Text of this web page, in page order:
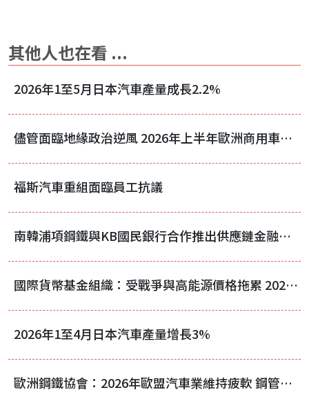
其他人也在看 ...
2026年1至5月日本汽車產量成長2.2%
儘管面臨地緣政治逆風 2026年上半年歐洲商用車註冊量仍成長3.7%
福斯汽車重組面臨員工抗議
南韓浦項鋼鐵與KB國民銀行合作推出供應鏈金融服務
國際貨幣基金組織：受戰爭與高能源價格拖累 2026年全球經濟預估成長3%
2026年1至4月日本汽車產量增長3%
歐洲鋼鐵協會：2026年歐盟汽車業維持疲軟 鋼管產量僅微幅成長